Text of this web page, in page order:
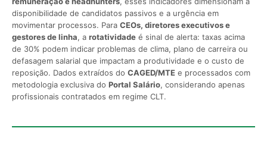
disponibilidade de candidatos passivos e a urgência em
movimentar processos. Para CEOs, diretores executivos e
gestores de linha, a rotatividade é sinal de alerta: taxas acima
de 30% podem indicar problemas de clima, plano de carreira ou
defasagem salarial que impactam a produtividade e o custo de
reposição. Dados extraídos do CAGED/MTE e processados com
metodologia exclusiva do Portal Salário, considerando apenas
profissionais contratados em regime CLT.